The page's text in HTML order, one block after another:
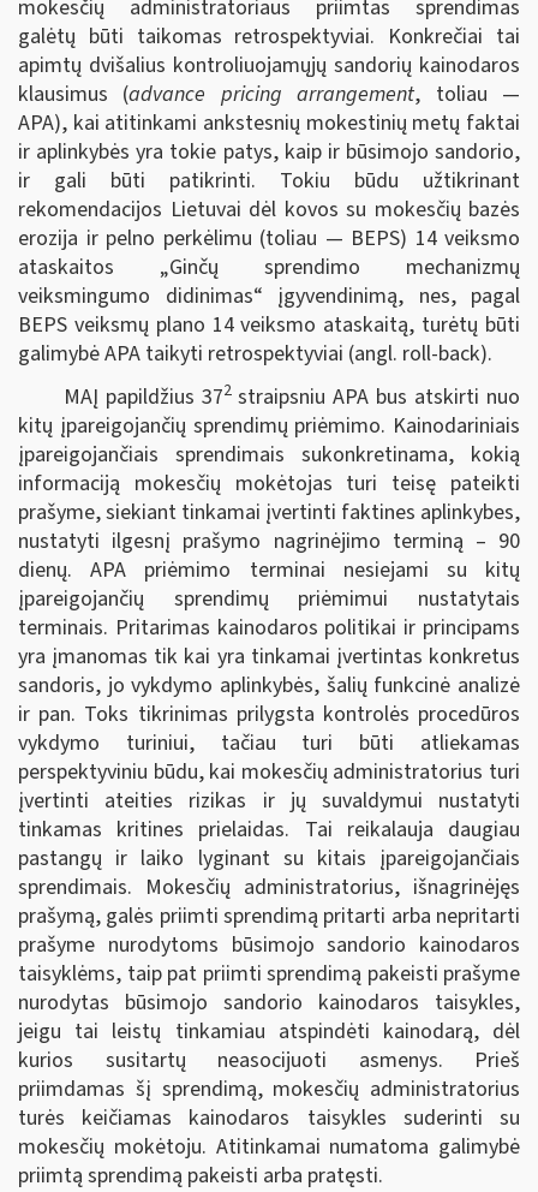
mokesčių administratoriaus priimtas sprendimas
galėtų būti taikomas retrospektyviai. Konkrečiai tai
apimtų dvišalius kontroliuojamųjų sandorių kainodaros
klausimus (advance pricing arrangement, toliau —
APA), kai atitinkami ankstesnių mokestinių metų faktai
ir aplinkybės yra tokie patys, kaip ir būsimojo sandorio,
ir gali būti patikrinti. Tokiu būdu užtikrinant
rekomendacijos Lietuvai dėl kovos su mokesčių bazės
erozija ir pelno perkėlimu (toliau — BEPS) 14 veiksmo
ataskaitos „Ginčų sprendimo mechanizmų
veiksmingumo didinimas“ įgyvendinimą, nes, pagal
BEPS veiksmų plano 14 veiksmo ataskaitą, turėtų būti
galimybė APA taikyti retrospektyviai (angl. roll-back).
MAĮ papildžius 372straipsniu APA bus atskirti nuo
kitų įpareigojančių sprendimų priėmimo. Kainodariniais
įpareigojančiais sprendimais sukonkretinama, kokią
informaciją mokesčių mokėtojas turi teisę pateikti
prašyme, siekiant tinkamai įvertinti faktines aplinkybes,
nustatyti ilgesnį prašymo nagrinėjimo terminą – 90
dienų. APA priėmimo terminai nesiejami su kitų
įpareigojančių sprendimų priėmimui nustatytais
terminais. Pritarimas kainodaros politikai ir principams
yra įmanomas tik kai yra tinkamai įvertintas konkretus
sandoris, jo vykdymo aplinkybės, šalių funkcinė analizė
ir pan. Toks tikrinimas prilygsta kontrolės procedūros
vykdymo turiniui, tačiau turi būti atliekamas
perspektyviniu būdu, kai mokesčių administratorius turi
įvertinti ateities rizikas ir jų suvaldymui nustatyti
tinkamas kritines prielaidas. Tai reikalauja daugiau
pastangų ir laiko lyginant su kitais įpareigojančiais
sprendimais. Mokesčių administratorius, išnagrinėjęs
prašymą, galės priimti sprendimą pritarti arba nepritarti
prašyme nurodytoms būsimojo sandorio kainodaros
taisyklėms, taip pat priimti sprendimą pakeisti prašyme
nurodytas būsimojo sandorio kainodaros taisykles,
jeigu tai leistų tinkamiau atspindėti kainodarą, dėl
kurios susitartų neasocijuoti asmenys. Prieš
priimdamas šį sprendimą, mokesčių administratorius
turės keičiamas kainodaros taisykles suderinti su
mokesčių mokėtoju. Atitinkamai numatoma galimybė
priimtą sprendimą pakeisti arba pratęsti.